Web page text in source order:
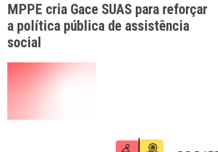
MPPE cria Gace SUAS para reforçar
a política pública de assistência
social